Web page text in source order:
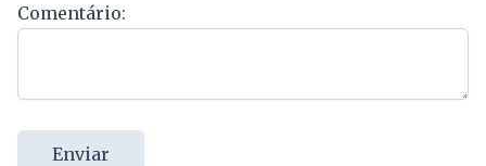
Comentário:
Enviar